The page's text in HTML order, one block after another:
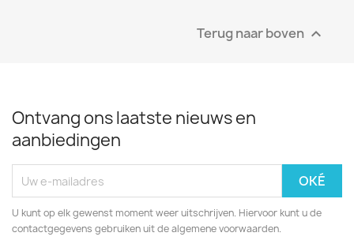
Terug naar boven 
Ontvang ons laatste nieuws en
aanbiedingen
U kunt op elk gewenst moment weer uitschrijven. Hiervoor kunt u de
contactgegevens gebruiken uit de algemene voorwaarden.